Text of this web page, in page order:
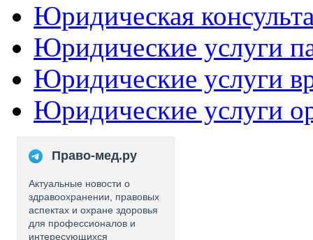
Юридическая
Юридические услуги
Юридические услуги
Юридические услуги
Право-мед.ру
Актуальные новости о
здравоохранении, правовых
аспектах и охране здоровья
для профессионалов и
интересующихся